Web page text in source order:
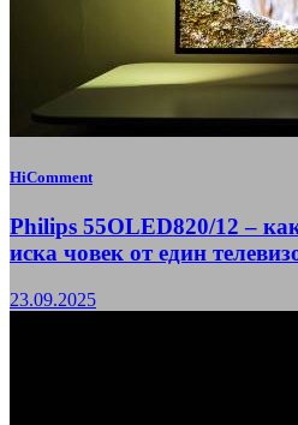
HiComment
Philips 55OLED820/12 –
иска човек от един
23.09.2025